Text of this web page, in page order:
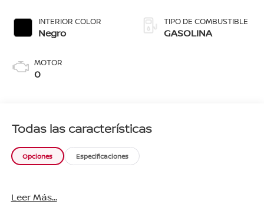
INTERIOR COLOR
Negro
MOTOR
0
TIPO DE COMBUSTIBLE
GASOLINA
Todas las características
Opciones Especificaciones
Leer Más...